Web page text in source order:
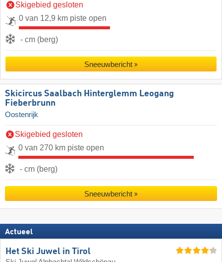
Skigebied gesloten
0 van 12,9 km piste open
- cm (berg)
Sneeuwbericht
Skicircus Saalbach Hinterglemm Leogang
Fieberbrunn
Oostenrijk
Skigebied gesloten
0 van 270 km piste open
- cm (berg)
Sneeuwbericht
Actueel
Het Ski Juwel in Tirol